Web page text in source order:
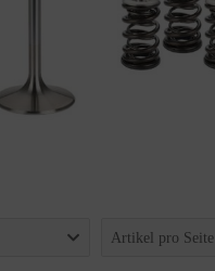
Artikel pro Seite